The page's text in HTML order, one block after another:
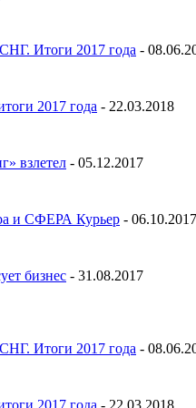
Итоги 2017 года -
2017 года - 22.03.2018
взлетел - 05.12.2017
и СФЕРА Курьер - 06.10.2017
бизнес - 31.08.2017
Итоги 2017 года -